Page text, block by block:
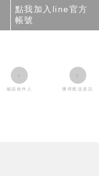
點我加入line官方
帳號
確認收件人 獲得配送資訊